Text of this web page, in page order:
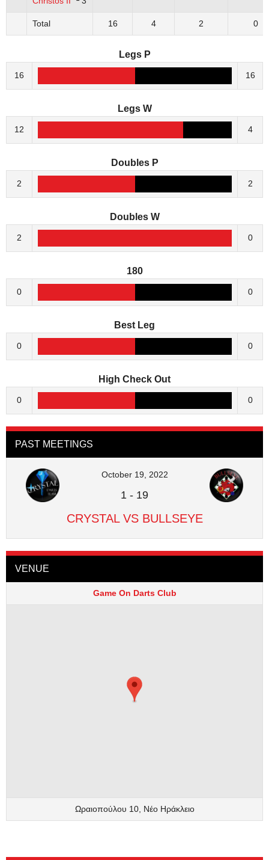
Total 16 4 2 0
Legs P
16 16
Legs W
12 4
Doubles P
2 2
Doubles W
2 0
180
0 0
Best Leg
0 0
High Check Out
0 0
PAST MEETINGS
October 19, 2022
1 - 19
CRYSTAL VS BULLSEYE
VENUE
Game On Darts Club
Ωραιοπούλου 10, Νέο Ηράκλειο